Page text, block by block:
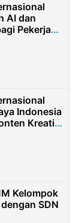
AI dan
Pekerja
Indonesia
Kreatif
Kelompok
SDN